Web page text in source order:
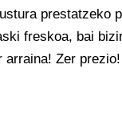
prestatzeko
freskoa, bai
arraina! Zer prezio!